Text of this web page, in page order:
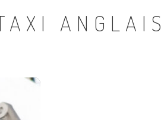
ANGLAIS